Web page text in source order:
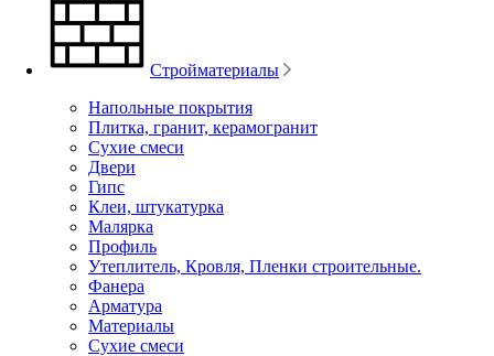
Стройматериалы
Напольные покрытия
Плитка, гранит, керамогранит
Сухие смеси
Двери
Гипс
Клеи, штукатурка
Малярка
Профиль
Утеплитель, Кровля, Пленки строительные.
Фанера
Арматура
Материалы
Сухие смеси